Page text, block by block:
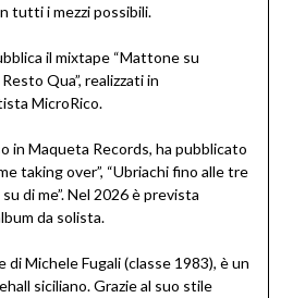
tutti i mezzi possibili.
il mixtape “Mattone su
Qua”, realizzati in
MicroRico.
in Maqueta Records, ha pubblicato
taking over”, “Ubriachi fino alle tre
di me”. Nel 2026 è prevista
da solista.
di Michele Fugali (classe 1983), è un
siciliano. Grazie al suo stile